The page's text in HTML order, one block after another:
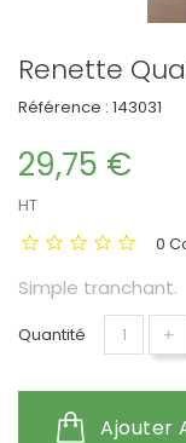
Renette
Référence : 143031
29,75 €
HT
0
Simple tranchant.
Quantité +
Ajouter